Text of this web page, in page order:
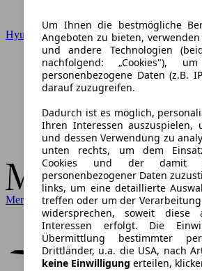
Hyundai
Mercedes-Benz
Um Ihnen die bestmögliche
Angeboten zu bieten,
und andere Technologien
nachfolgend: „Cookies"),
personenbezogene Daten (z.B.
darauf zuzugreifen.
Dadurch ist es möglich,
Ihren Interessen auszuspielen,
und dessen Verwendung zu
unten rechts, um dem
Cookies und der damit
personenbezogener Daten
links, um eine detaillierte
treffen oder um der
widersprechen, soweit diese
Interessen erfolgt. Die
Übermittlung bestimmter
Drittländer, u.a. die USA, nach
keine Einwilligung erteilen,